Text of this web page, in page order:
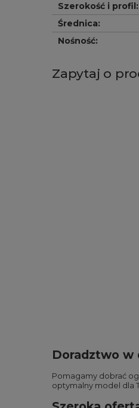
Szerokość i profil:
Średnica:
Nośność:
Zapytaj o
Doradztwo w
Pomagamy dobrać
optymalny model dla